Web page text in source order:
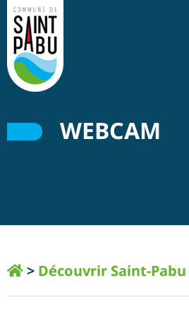
WEBCAM
> Découvrir Saint-Pabu